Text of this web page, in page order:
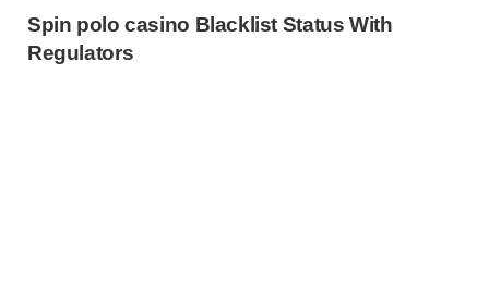
Spin polo casino Blacklist Status With
Regulators